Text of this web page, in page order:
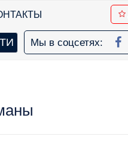
Мы в соцсетях: